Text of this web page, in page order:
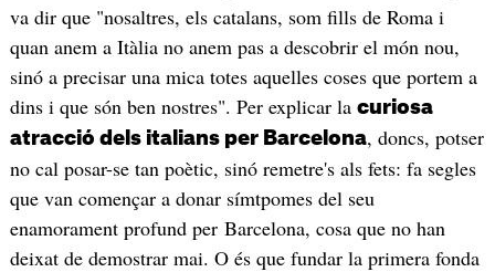
va dir que "nosaltres, els catalans, som fills de Roma i
quan anem a Itàlia no anem pas a descobrir el món nou,
sinó a precisar una mica totes aquelles coses que portem a
dins i que són ben nostres". Per explicar la curiosa
atracció dels italians per Barcelona, doncs, potser
no cal posar-se tan poètic, sinó remetre's als fets: fa segles
que van començar a donar símtpomes del seu
enamorament profund per Barcelona, cosa que no han
deixat de demostrar mai. O és que fundar la primera fonda